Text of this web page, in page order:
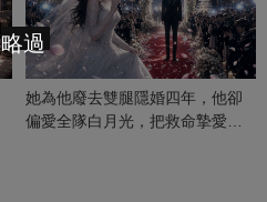
她為他廢去雙腿隱婚四年，他卻
偏愛全隊白月光，把救命摯愛當
略過